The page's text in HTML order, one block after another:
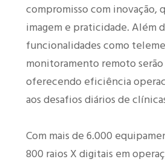
compromisso com inovação,
imagem e praticidade. Além
funcionalidades como
monitoramento remoto
oferecendo eficiência
aos desafios diários de
Com mais de 6.000
800 raios X digitais em